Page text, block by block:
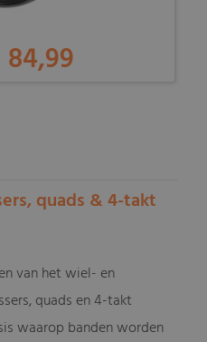
84,99
quads & 4-takt
van het wiel- en
quads en 4-takt
waarop banden worden